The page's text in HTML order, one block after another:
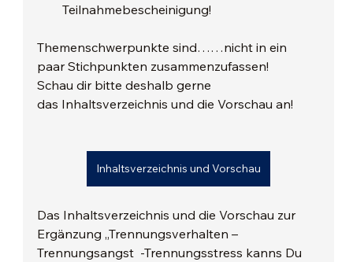
Teilnahmebescheinigung!
Themenschwerpunkte sind……nicht in ein
paar Stichpunkten zusammenzufassen!
Schau dir bitte deshalb gerne
das Inhaltsverzeichnis und die Vorschau an!
Inhaltsverzeichnis und Vorschau
Das Inhaltsverzeichnis und die Vorschau zur
Ergänzung „Trennungsverhalten –
Trennungsangst  -Trennungsstress kanns Du